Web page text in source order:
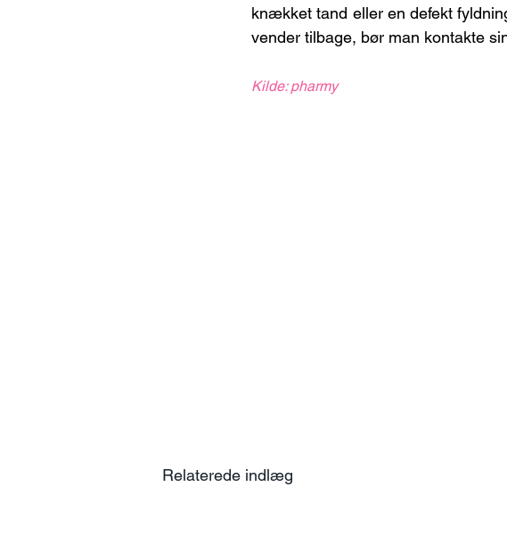
knækket tand eller en defekt
vender tilbage, bør man kontakte
Kilde: pharmy
Relaterede indlæg